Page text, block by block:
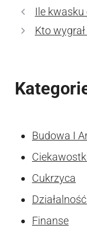
Ile
Kto
Budowa I
Cukrzyca
Finanse